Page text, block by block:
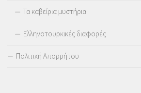
Τα καβείρια μυστήρια
Ελληνοτουρκικές διαφορές
Πολιτική Απορρήτου